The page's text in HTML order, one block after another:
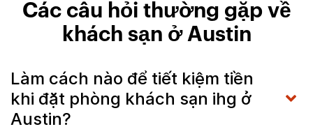
Các câu hỏi thường gặp về
khách sạn ở Austin
Làm cách nào để tiết kiệm tiền
khi đặt phòng khách sạn ihg ở
Austin?